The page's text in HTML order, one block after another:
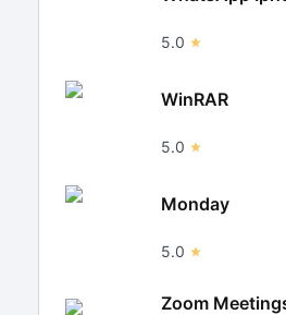
5.0
WinRAR
5.0
Monday
5.0
Zoom